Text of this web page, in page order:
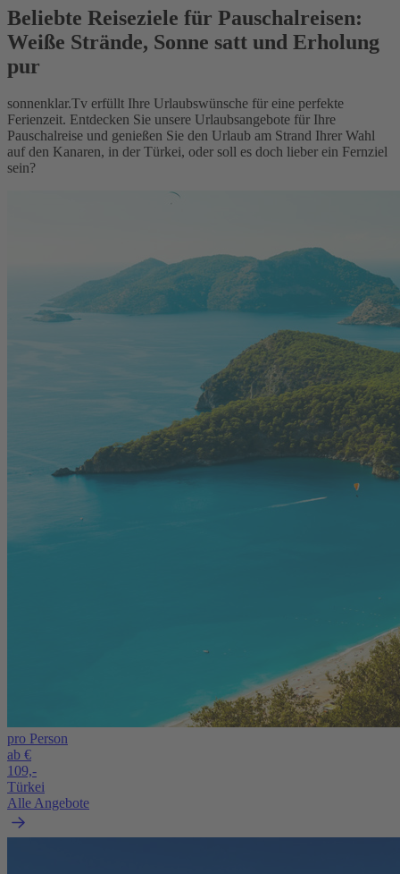
Beliebte Reiseziele für Pauschalreisen:
Weiße Strände, Sonne satt und Erholung
pur
sonnenklar.Tv erfüllt Ihre Urlaubswünsche für eine perfekte
Ferienzeit. Entdecken Sie unsere Urlaubsangebote für Ihre
Pauschalreise und genießen Sie den Urlaub am Strand Ihrer Wahl
auf den Kanaren, in der Türkei, oder soll es doch lieber ein Fernziel
sein?
pro Person
ab €
109,-
Türkei
Alle Angebote